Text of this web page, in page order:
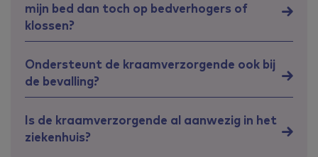
mijn bed dan toch op bedverhogers of
klossen?
Ondersteunt de kraamverzorgende ook bij
de bevalling?
Is de kraamverzorgende al aanwezig in het
ziekenhuis?